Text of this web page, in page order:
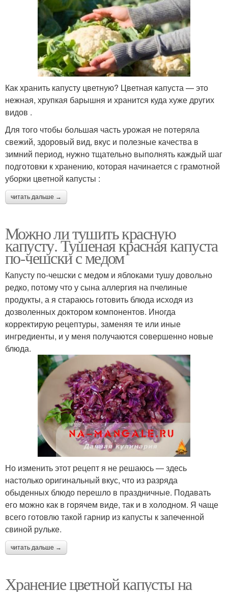
Как хранить капусту цветную? Цветная капуста — это
нежная, хрупкая барышня и хранится куда хуже других
видов .
Для того чтобы большая часть урожая не потеряла
свежий, здоровый вид, вкус и полезные качества в
зимний период, нужно тщательно выполнять каждый шаг
подготовки к хранению, которая начинается с грамотной
уборки цветной капусты :
читать дальше →
Можно ли тушить красную
капусту. Тушеная красная капуста
по-чешски с медом
Капусту по-чешски с медом и яблоками тушу довольно
редко, потому что у сына аллергия на пчелиные
продукты, а я стараюсь готовить блюда исходя из
дозволенных доктором компонентов. Иногда
корректирую рецептуры, заменяя те или иные
ингредиенты, и у меня получаются совершенно новые
блюда.
Но изменить этот рецепт я не решаюсь — здесь
настолько оригинальный вкус, что из разряда
обыденных блюдо перешло в праздничные. Подавать
его можно как в горячем виде, так и в холодном. Я чаще
всего готовлю такой гарнир из капусты к запеченной
свиной рульке.
читать дальше →
Хранение цветной капусты на